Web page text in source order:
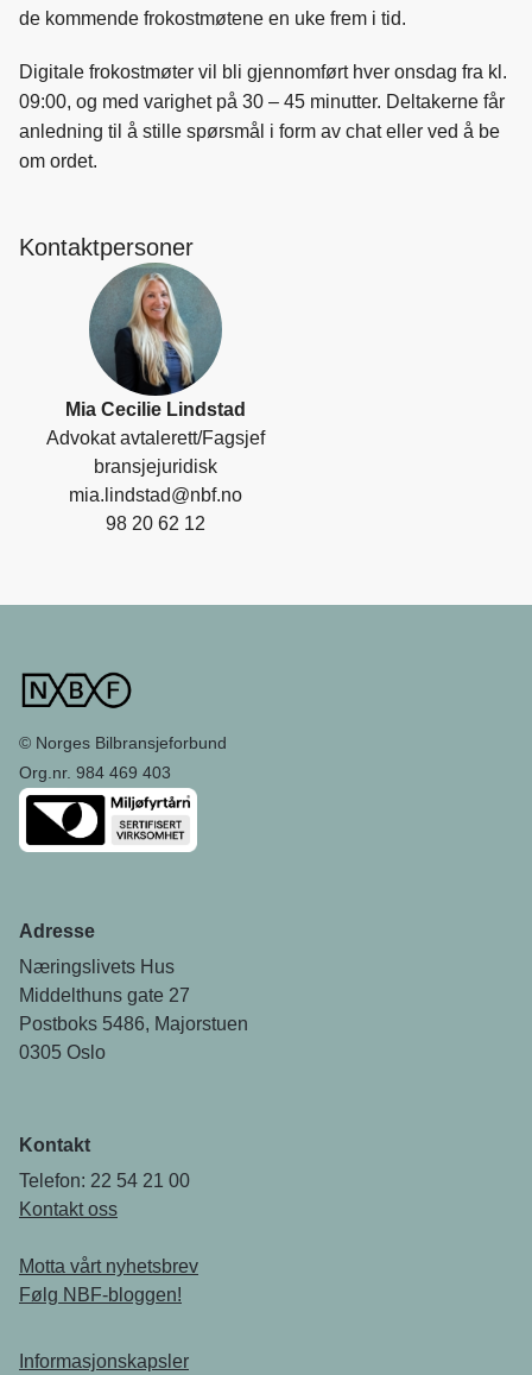
de kommende frokostmøtene en uke frem i tid.
Digitale frokostmøter vil bli gjennomført hver onsdag fra kl.
09:00, og med varighet på 30 – 45 minutter. Deltakerne får
anledning til å stille spørsmål i form av chat eller ved å be
om ordet.
Kontaktpersoner
Mia Cecilie Lindstad
Advokat avtalerett/Fagsjef
bransjejuridisk
mia.lindstad@nbf.no
98 20 62 12
© Norges Bilbransjeforbund
Org.nr. 984 469 403
Adresse
Næringslivets Hus
Middelthuns gate 27
Postboks 5486, Majorstuen
0305 Oslo
Kontakt
Telefon: 22 54 21 00
Kontakt oss
Motta vårt nyhetsbrev
Følg NBF-bloggen!
Informasjonskapsler